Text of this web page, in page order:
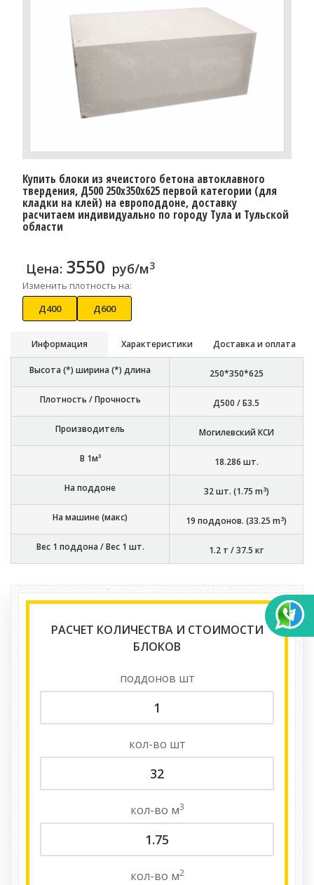
Купить блоки из ячеистого бетона автоклавного
твердения, Д500 250x350x625 первой категории (для
кладки на клей) на европоддоне, доставку
расчитаем индивидуально по городу Тула и Тульской
области
Цена: 3550 руб/м3
Изменить плотность на:
Д400
Д600
Информация Характеристики Доставка и оплата
Высота (*) ширина (*) длина 250*350*625
Плотность / Прочность Д500 / Б3.5
Производитель Могилевский КСИ
В 1м³ 18.286 шт.
На поддоне 32шт. (1.75 m3)
На машине (макс) 19 поддонов. (33.25 m3)
Вес 1 поддона / Вес 1 шт. 1.2 т /37.5 кг
РАСЧЕТ КОЛИЧЕСТВА И СТОИМОСТИ
БЛОКОВ
поддонов шт
кол-во шт
кол-во м3
кол-во м2